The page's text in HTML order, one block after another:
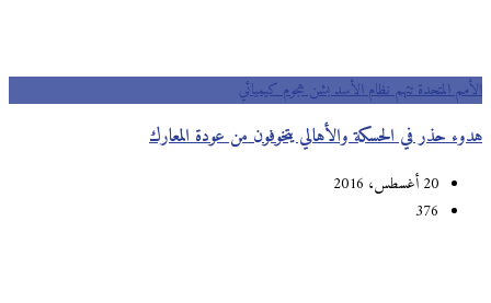
الأمم المتحدة تتهم نظام الأسد بشن هجوم كيميائي
هدوء حذر في الحسكة والأهالي يتخوفون من عودة المعارك
20 أغسطس، 2016
376